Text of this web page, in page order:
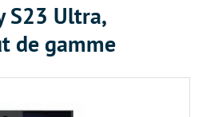
S23 Ultra,
de gamme